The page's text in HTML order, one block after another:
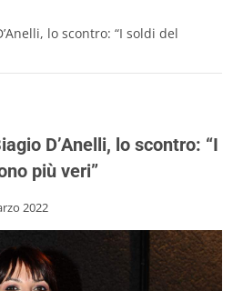
lo scontro: “I soldi del
D’Anelli, lo scontro: “I
più veri”
2022